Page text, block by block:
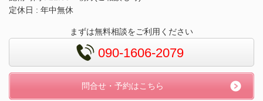
定休日 : 年中無休
まずは無料相談をご利用ください
090-1606-2079
問合せ・予約はこちら